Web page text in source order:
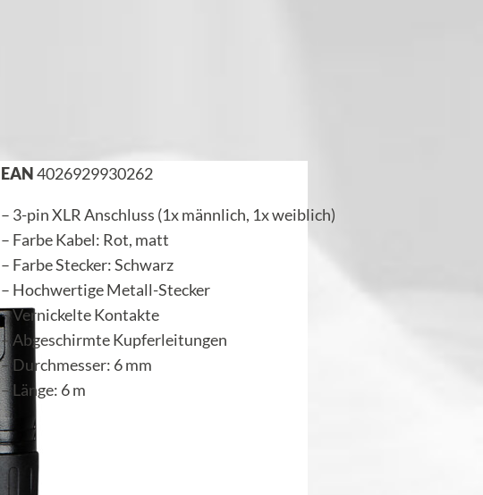
EAN4026929930262
– 3-pin XLR Anschluss (1x männlich, 1x weiblich)
– Farbe Kabel: Rot, matt
– Farbe Stecker: Schwarz
– Hochwertige Metall-Stecker
– Vernickelte Kontakte
– Abgeschirmte Kupferleitungen
– Durchmesser: 6 mm
– Länge: 6 m